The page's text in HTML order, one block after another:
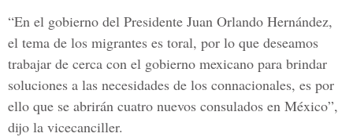
“En el gobierno del Presidente Juan Orlando Hernández,
el tema de los migrantes es toral, por lo que deseamos
trabajar de cerca con el gobierno mexicano para brindar
soluciones a las necesidades de los connacionales, es por
ello que se abrirán cuatro nuevos consulados en México”,
dijo la vicecanciller.